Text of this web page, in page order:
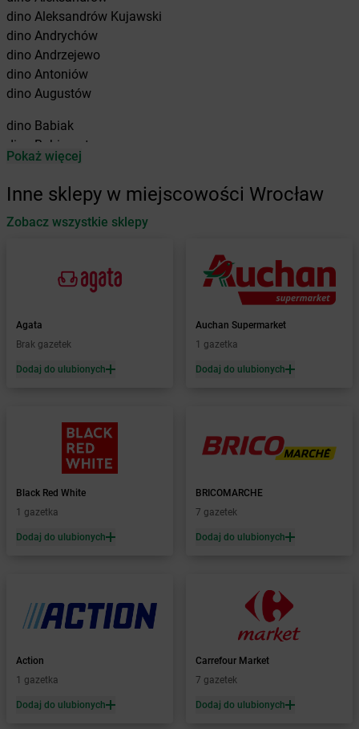
dino Aleksandrów Kujawski
dino Andrychów
dino Andrzejewo
dino Antoniów
dino Augustów
dino Babiak
dino
Babimost
dino Baborów
dino
Baboszewo
dino Baćkowice
dino Baczyna
Bąków
dino
Baranów
dino
Baranowo
dino Barczewo
Bartniczka
Baruchowo
Barwice
dino Będków
dino Bedlno
dino
Bełchatów
dino Bełk
dino Benice
dino Biadki
dino Biała
dino Biała Parcela
Pokaż więcej
Inne sklepy w miejscowości Wrocław
Zobacz wszystkie sklepy
Agata
Brak gazetek
Dodaj do ulubionych
Auchan Supermarket
1 gazetka
Dodaj do ulubionych
Black Red White
1 gazetka
Dodaj do ulubionych
BRICOMARCHE
7 gazetek
Dodaj do ulubionych
Action
1 gazetka
Dodaj do ulubionych
Carrefour Market
7 gazetek
Dodaj do ulubionych